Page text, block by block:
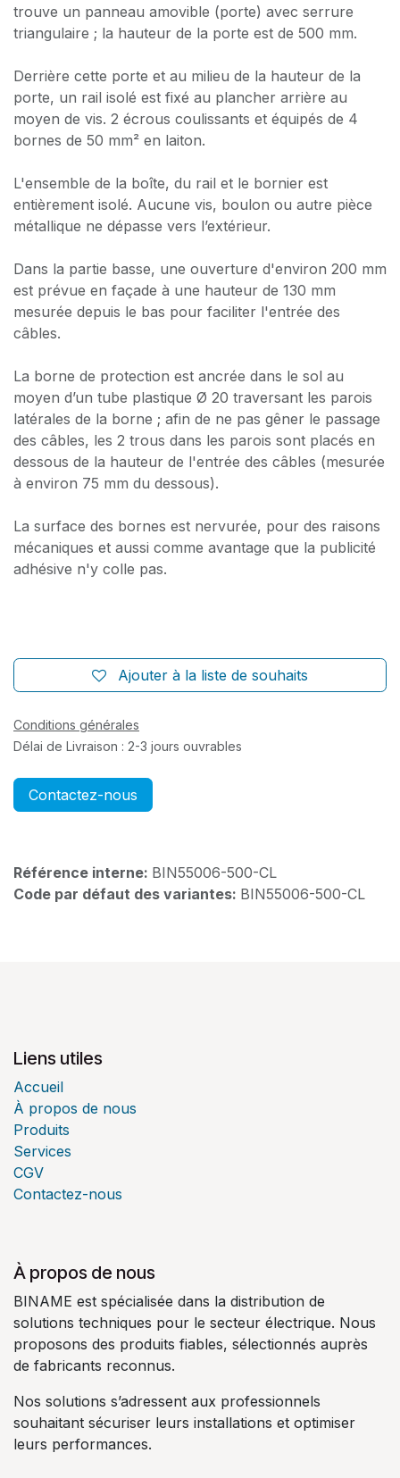
trouve un panneau amovible (porte) avec serrure
triangulaire ; la hauteur de la porte est de 500 mm.
Derrière cette porte et au milieu de la hauteur de la
porte, un rail isolé est fixé au plancher arrière au
moyen de vis. 2 écrous coulissants et équipés de 4
bornes de 50 mm² en laiton.
L'ensemble de la boîte, du rail et le bornier est
entièrement isolé. Aucune vis, boulon ou autre pièce
métallique ne dépasse vers l’extérieur.
Dans la partie basse, une ouverture d'environ 200 mm
est prévue en façade à une hauteur de 130 mm
mesurée depuis le bas pour faciliter l'entrée des
câbles.
La borne de protection est ancrée dans le sol au
moyen d’un tube plastique Ø 20 traversant les parois
latérales de la borne ; afin de ne pas gêner le passage
des câbles, les 2 trous dans les parois sont placés en
dessous de la hauteur de l'entrée des câbles (mesurée
à environ 75 mm du dessous).
La surface des bornes est nervurée, pour des raisons
mécaniques et aussi comme avantage que la publicité
adhésive n'y colle pas.
Ajouter à la liste de souhaits
Conditions générales
Délai de Livraison : 2-3 jours ouvrables
Contactez-nous
Référence interne: BIN55006-500-CL
Code par défaut des variantes: BIN55006-500-CL
Liens utiles
Accueil
À propos de nous
Produits
Services
CGV
Contactez-nous
À propos de nous
BINAME est spécialisée dans la distribution de
solutions techniques pour le secteur électrique. Nous
proposons des produits fiables, sélectionnés auprès
de fabricants reconnus.
Nos solutions s’adressent aux professionnels
souhaitant sécuriser leurs installations et optimiser
leurs performances.